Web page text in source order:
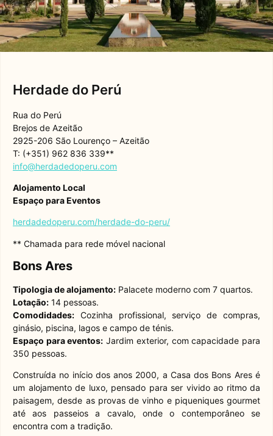
Herdade do Perú
Rua do Perú
Brejos de Azeitão
2925-206 São Lourenço – Azeitão
T: (+351) 962 836 339**
info@herdadedoperu.com
Alojamento Local
Espaço para Eventos
herdadedoperu.com/herdade-do-peru/
** Chamada para rede móvel nacional
Bons Ares
Tipologia de alojamento: Palacete moderno com 7 quartos.
Lotação: 14 pessoas.
Comodidades: Cozinha profissional, serviço de compras,
ginásio, piscina, lagos e campo de ténis.
Espaço para eventos: Jardim exterior, com capacidade para
350 pessoas.
Construída no início dos anos 2000, a Casa dos Bons Ares é
um alojamento de luxo, pensado para ser vivido ao ritmo da
paisagem, desde as provas de vinho e piqueniques gourmet
até aos passeios a cavalo, onde o contemporâneo se
encontra com a tradição.